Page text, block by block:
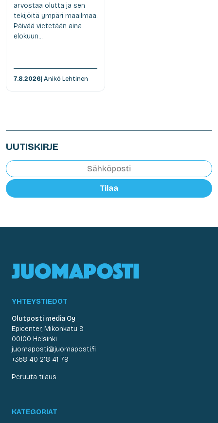
arvostaa olutta ja sen
tekijöitä ympäri maailmaa.
Päivää vietetään aina
elokuun...
7.8.2026| Anikó Lehtinen
UUTISKIRJE
Tilaa
YHTEYSTIEDOT
Olutposti media Oy
Epicenter, Mikonkatu 9
00100 Helsinki
juomaposti@juomaposti.fi
+358 40 218 41 79
Peruuta tilaus
KATEGORIAT